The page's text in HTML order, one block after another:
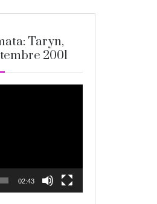
Taryn,
2001
02:43